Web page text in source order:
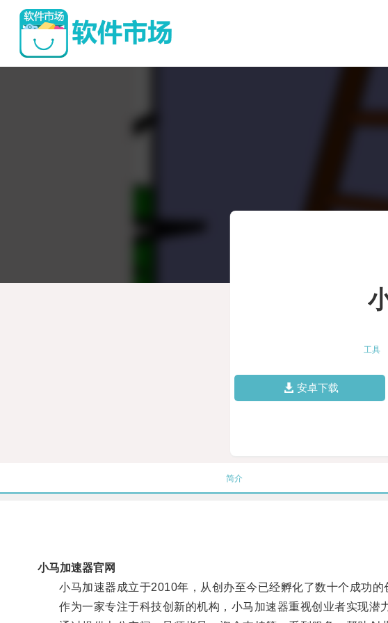
工具
安卓下载
简介
小马加速器官网
小马加速器成立于2010年，从创办至今已经孵化了数十个成功的
作为一家专注于科技创新的机构，小马加速器重视创业者实现潜力